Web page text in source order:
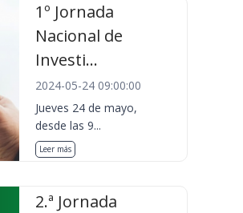
1º Jornada
Nacional de
Investi...
2024-05-24 09:00:00
Jueves 24 de mayo,
desde las 9...
Leer más
2.ª Jornada